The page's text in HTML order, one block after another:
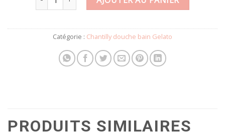
Catégorie : Chantilly douche bain Gelato
PRODUITS SIMILAIRES